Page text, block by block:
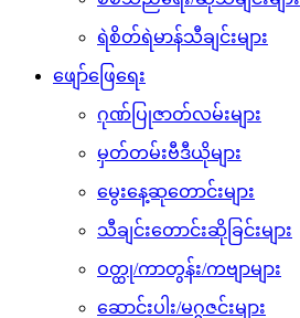
ရဲစိတ်ရဲမာန်သီချင်းများ
ဖျော်ဖြေရေး
ဂုဏ်ပြုဇာတ်လမ်းများ
မှတ်တမ်းဗီဒီယိုများ
မွေးနေ့ဆုတောင်းများ
သီချင်းတောင်းဆိုခြင်းများ
ဝတ္ထု/ကာတွန်း/ကဗျာများ
ဆောင်းပါး/မဂ္ဂဇင်းများ